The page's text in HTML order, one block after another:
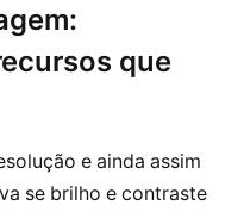
que
e ainda assim
se brilho e contraste